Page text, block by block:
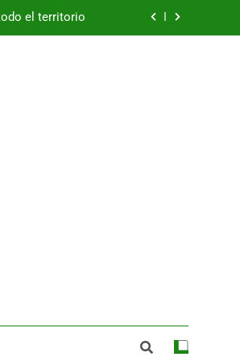
el territorio
7 de agosto
jamones 2026
el territorio
7 de agosto